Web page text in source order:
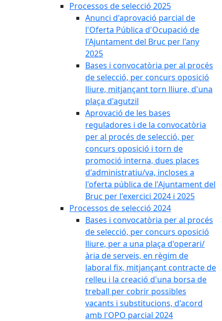
Processos de selecció 2025
Anunci d'aprovació parcial de
l'Oferta Pública d'Ocupació de
l'Ajuntament del Bruc per l'any
2025
Bases i convocatòria per al procés
de selecció, per concurs oposició
lliure, mitjançant torn lliure, d'una
plaça d'agutzil
Aprovació de les bases
reguladores i de la convocatòria
per al procés de selecció, per
concurs oposició i torn de
promoció interna, dues places
d'administratiu/va, incloses a
l'oferta pública de l'Ajuntament del
Bruc per l'exercici 2024 i 2025
Processos de selecció 2024
Bases i convocatòria per al procés
de selecció, per concurs oposició
lliure, per a una plaça d'operari/
ària de serveis, en règim de
laboral fix, mitjançant contracte de
relleu i la creació d'una borsa de
treball per cobrir possibles
vacants i substitucions, d'acord
amb l'OPO parcial 2024